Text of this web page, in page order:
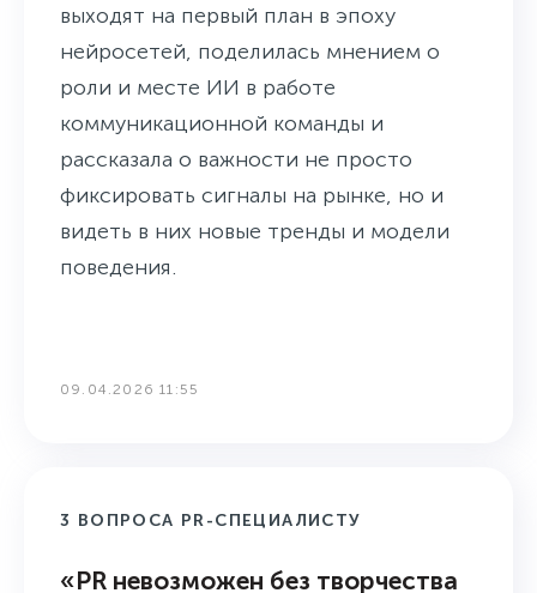
выходят на первый план в эпоху
нейросетей, поделилась мнением о
роли и месте ИИ в работе
коммуникационной команды и
рассказала о важности не просто
фиксировать сигналы на рынке, но и
видеть в них новые тренды и модели
поведения.
09.04.2026 11:55
3 ВОПРОСА PR-СПЕЦИАЛИСТУ
«PR невозможен без творчества